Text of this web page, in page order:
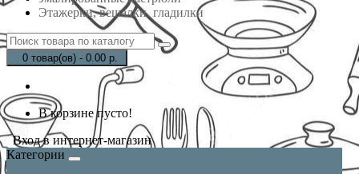
Этажерки, вешалки, гладилки
0 товар(ов) - 0.00 р.
В корзине пусто!
Вход в интернет-магазин
Категории